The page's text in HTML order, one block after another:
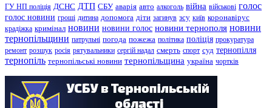
ГУ НП поліція ДСНС ДТП СБУ аварія авто алкоголь війна військові голос
голос новини гроші дитина допомога діти загинув зсу київ коронавірус
крадіжка кримінал новини новини голос новини тернополя новини
тернопільщини патрульні погода пожежа політика поліція прокуратура
ремонт розшук росія рятувальники сергій надал смерть спорт суд тернопілля
тернопіль тернопільські новини тернопільщина україна чортків